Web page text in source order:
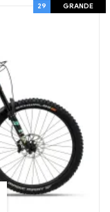
29 GRANDE